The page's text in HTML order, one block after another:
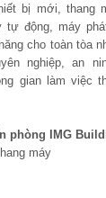
bị mới, thang
tự động, máy
cho toàn tòa
nghiệp, an
gian làm việc
phòng IMG
máy